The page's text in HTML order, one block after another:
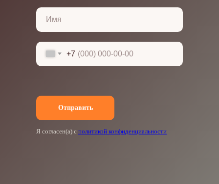
+7
Отправить
Я согласен(а) с политикой конфиденциальности